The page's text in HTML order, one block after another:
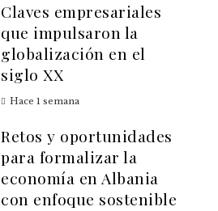
Claves empresariales
que impulsaron la
globalización en el
siglo XX
Hace 1 semana
Retos y oportunidades
para formalizar la
economía en Albania
con enfoque sostenible